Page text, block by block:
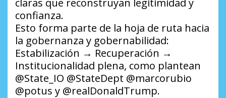
confianza.
Esto forma parte de la hoja de ruta hacia
la gobernanza y gobernabilidad:
Estabilización → Recuperación →
Institucionalidad plena, como plantean
@State_IO @StateDept @marcorubio
@potus y @realDonaldTrump.